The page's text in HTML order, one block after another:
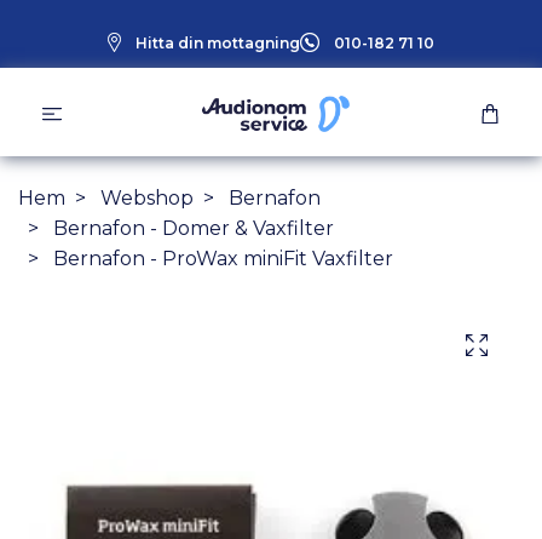
Hitta din mottagning 010-182 71 10
Hem Webshop
Bernafon
Bernafon - Domer & Vaxfilter
Bernafon - ProWax miniFit Vaxfilter